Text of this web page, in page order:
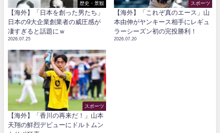
歴史・景観
【海外】「日本を創った男たち」
日本の9大企業創業者の威圧感が
凄すぎると話題にｗ
2026.07.25
スポーツ
【海外】「これぞ真のエース」山
本由伸がヤンキース相手にレギュ
ラーシーズン初の完投勝利！
2026.07.20
スポーツ
【海外】「香川の再来だ！」山本
天翔の鮮烈デビューにドルトムン